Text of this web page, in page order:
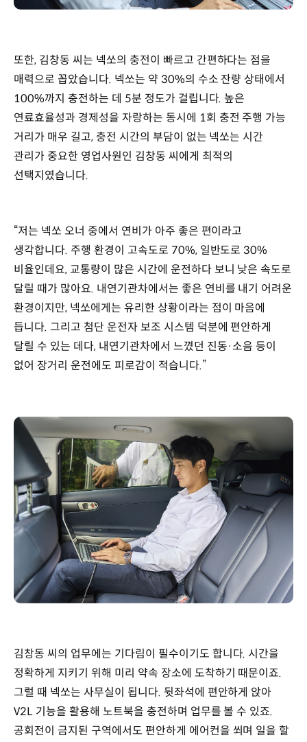
또한, 김창동 씨는 넥쏘의 충전이 빠르고 간편하다는 점을
매력으로 꼽았습니다. 넥쏘는 약 30%의 수소 잔량 상태에서
100%까지 충전하는 데 5분 정도가 걸립니다. 높은
연료효율성과 경제성을 자랑하는 동시에 1회 충전 주행 가능
거리가 매우 길고, 충전 시간의 부담이 없는 넥쏘는 시간
관리가 중요한 영업사원인 김창동 씨에게 최적의
선택지였습니다.
“저는 넥쏘 오너 중에서 연비가 아주 좋은 편이라고
생각합니다. 주행 환경이 고속도로 70%, 일반도로 30%
비율인데요, 교통량이 많은 시간에 운전하다 보니 낮은 속도로
달릴 때가 많아요. 내연기관차에서는 좋은 연비를 내기 어려운
환경이지만, 넥쏘에게는 유리한 상황이라는 점이 마음에
듭니다. 그리고 첨단 운전자 보조 시스템 덕분에 편안하게
달릴 수 있는 데다, 내연기관차에서 느꼈던 진동·소음 등이
없어 장거리 운전에도 피로감이 적습니다.”
김창동 씨의 업무에는 기다림이 필수이기도 합니다. 시간을
정확하게 지키기 위해 미리 약속 장소에 도착하기 때문이죠.
그럴 때 넥쏘는 사무실이 됩니다. 뒷좌석에 편안하게 앉아
V2L 기능을 활용해 노트북을 충전하며 업무를 볼 수 있죠.
공회전이 금지된 구역에서도 편안하게 에어컨을 쐬며 일을 할